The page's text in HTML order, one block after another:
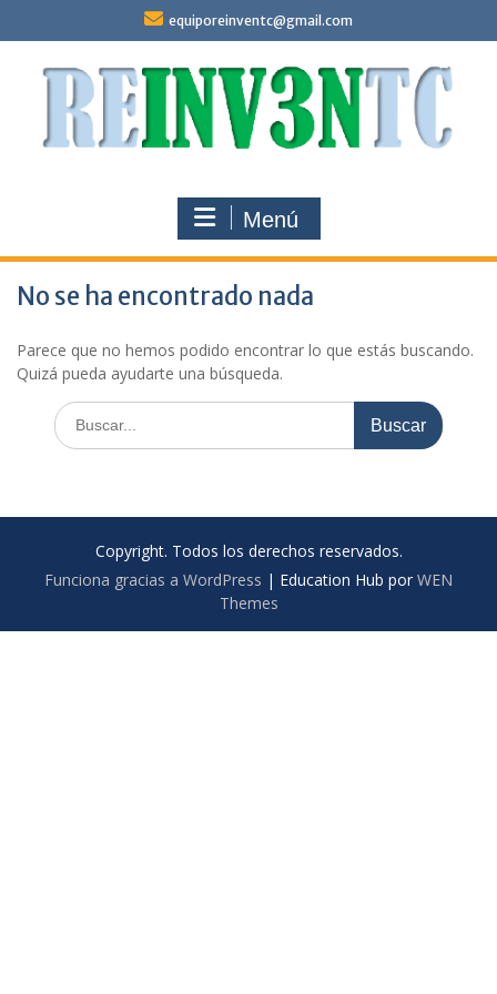
equiporeinventc@gmail.com
Menú
No se ha encontrado nada
Parece que no hemos podido encontrar lo que estás buscando.
Quizá pueda ayudarte una búsqueda.
Buscar:
Copyright. Todos los derechos reservados.
Funciona gracias a WordPress | Education Hub por WEN
Themes